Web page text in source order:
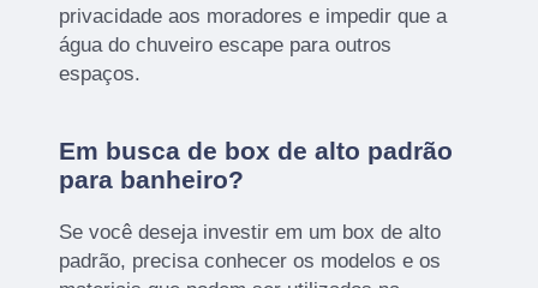
privacidade aos moradores e impedir que a
água do chuveiro escape para outros
espaços.
Em busca de box de alto padrão
para banheiro?
Se você deseja investir em um box de alto
padrão, precisa conhecer os modelos e os